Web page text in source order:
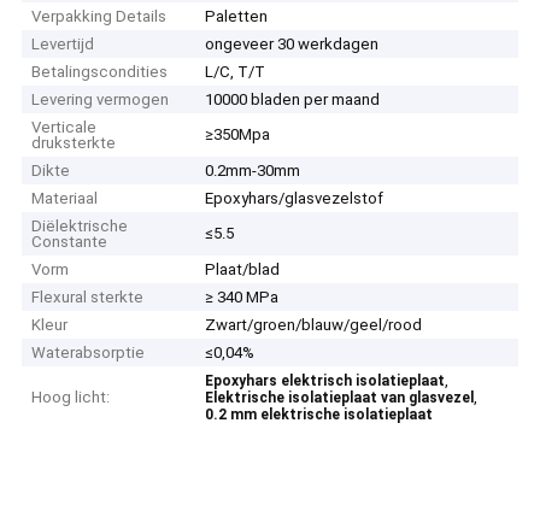
Verpakking Details
Paletten
Levertijd
ongeveer 30 werkdagen
Betalingscondities
L/C, T/T
Levering vermogen
10000 bladen per maand
Verticale
druksterkte
≥350Mpa
Dikte
0.2mm-30mm
Materiaal
Epoxyhars/glasvezelstof
Diëlektrische
Constante
≤5.5
Vorm
Plaat/blad
Flexural sterkte
≥ 340 MPa
Kleur
Zwart/groen/blauw/geel/rood
Waterabsorptie
≤0,04%
Hoog licht:
Epoxyhars elektrisch isolatieplaat,
Elektrische isolatieplaat van glasvezel,
0.2 mm elektrische isolatieplaat